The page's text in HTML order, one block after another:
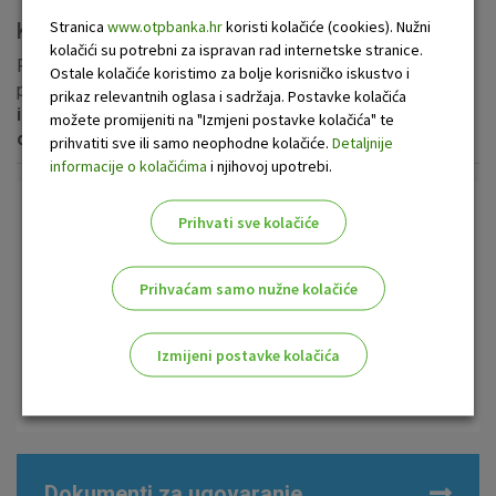
Kreditni kalkulator
Provjerite odgovara li hipotekarni kredit u eurima vašim
potrebama.Koristite naš kreditni kalkulator za
informativni izračun kredita kako biste odredili
optimalan iznos i ratu kredita!
Dodatno se informirajte
Kontakt centar OTP banke
0800 21 00 21
Pošaljite nam upit
Zatražite poziv
Stranica www.otpbanka.hrkoristi kolačiće (cookies). Nužni
kolačići su potrebni za ispravan rad internetske stranice.
Ostale kolačiće koristimo za bolje korisničko iskustvo i
prikaz relevantnih oglasa i sadržaja. Postavke kolačića
možete promijeniti na "Izmjeni postavke kolačića" te
prihvatiti sve ili samo neophodne kolačiće. Detaljnije
informacije o kolačićima i njihovoj upotrebi.
Prihvati sve kolačiće
Prihvaćam samo nužne kolačiće
Izmijeni postavke kolačića